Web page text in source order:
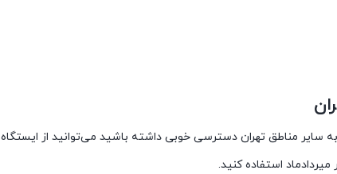
به سایر مناطق تهران دسترسی خوبی داشته باشید می‌توانید از ایستگاه
استفاده کنید.